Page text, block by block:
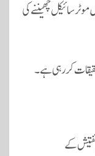
سائیکل چھیننے کی
کر رہی ہے۔
کے